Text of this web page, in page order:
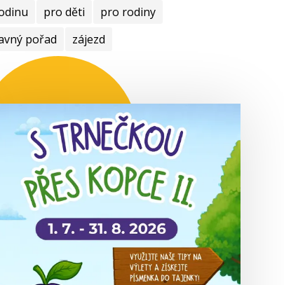
pro děti
pro rodiny
pořad zájezd